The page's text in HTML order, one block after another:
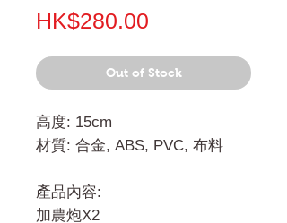
HK$280.00
Out of Stock
高度: 15cm
材質: 合金, ABS, PVC, 布料
產品內容:
加農炮X2